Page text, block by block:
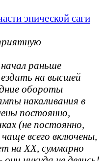
эпической саги
раньше
на высшей
обороты
накаливания в
постоянно,
(не постоянно,
всего включены,
на ХХ, суммарно